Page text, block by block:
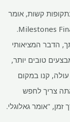
קשות, אומר
המתכנן הפיננסי המוסמך ג'וש גאלוגלי מ- Milestones Financial.
הדבר המציאותי
טובים יותר,
קנו במקום
צריך לחפש
"אומר גאלוגלי.